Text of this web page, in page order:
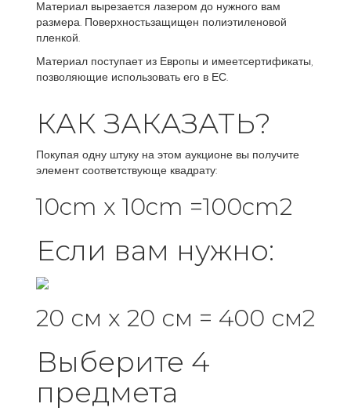
Материал вырезается лазером до нужного вам
размера. Поверхностьзащищен полиэтиленовой
пленкой.
Материал поступает из Европы и имеетсертификаты,
позволяющие использовать его в ЕС.
КАК ЗАКАЗАТЬ?
Покупая одну штуку на этом аукционе вы получите
элемент соответствующе квадрату:
10cm x 10cm =100cm2
Если вам нужно:
20 см x 20 см = 400 см2
Выберите 4
предмета